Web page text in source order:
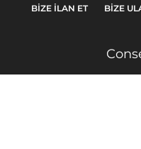
BIZE ILAN ET BIZE